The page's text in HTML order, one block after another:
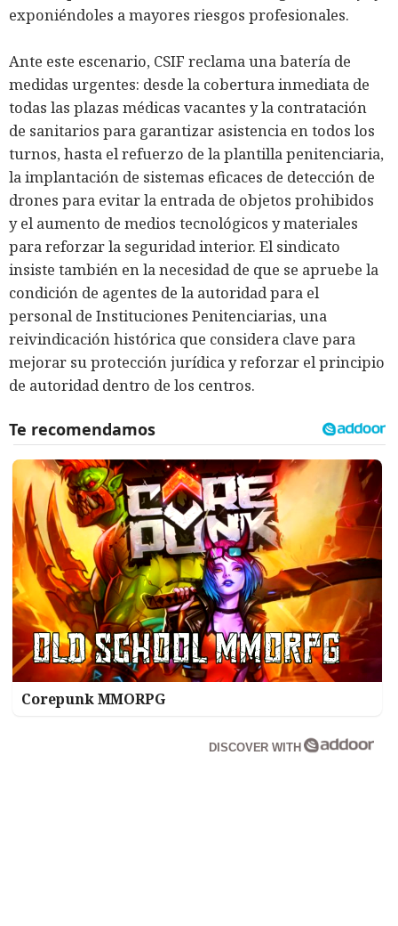
exponiéndoles a mayores riesgos profesionales.
Ante este escenario, CSIF reclama una batería de
medidas urgentes: desde la cobertura inmediata de
todas las plazas médicas vacantes y la contratación
de sanitarios para garantizar asistencia en todos los
turnos, hasta el refuerzo de la plantilla penitenciaria,
la implantación de sistemas eficaces de detección de
drones para evitar la entrada de objetos prohibidos
y el aumento de medios tecnológicos y materiales
para reforzar la seguridad interior. El sindicato
insiste también en la necesidad de que se apruebe la
condición de agentes de la autoridad para el
personal de Instituciones Penitenciarias, una
reivindicación histórica que considera clave para
mejorar su protección jurídica y reforzar el principio
de autoridad dentro de los centros.
Corepunk MMORPG
DISCOVER WITH